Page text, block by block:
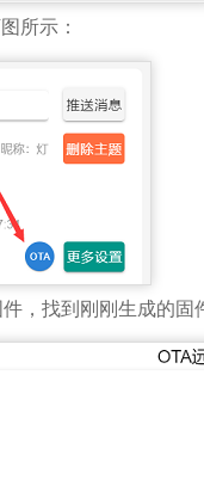
所示：
，找到刚刚生成的固